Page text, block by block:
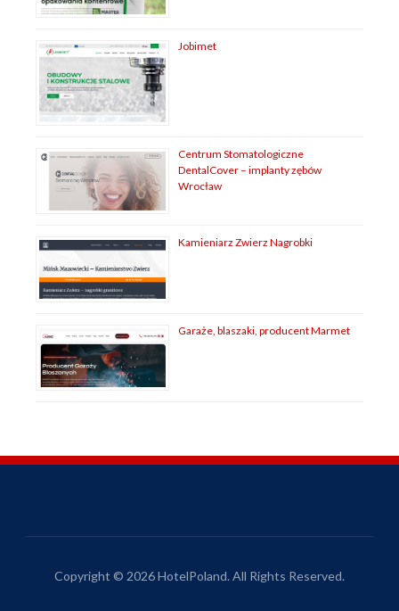
Jobimet
Centrum Stomatologiczne
DentalCover – implanty zębów
Wrocław
Kamieniarz Zwierz Nagrobki
Garaże, blaszaki, producent Marmet
Copyright © 2026 HotelPoland. All Rights Reserved.